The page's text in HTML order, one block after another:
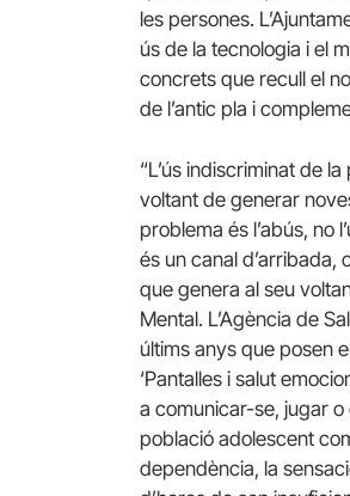
les persones.
ús de la tecnologia i el
concrets que recull el
de l’antic pla i
“L’ús indiscriminat de
voltant de generar
problema és l’abús, no
és un canal d’arribada,
que genera al seu
Mental. L’Agència de
últims anys que posen
‘Pantalles i salut
a comunicar-se, jugar
població adolescent
dependència, la